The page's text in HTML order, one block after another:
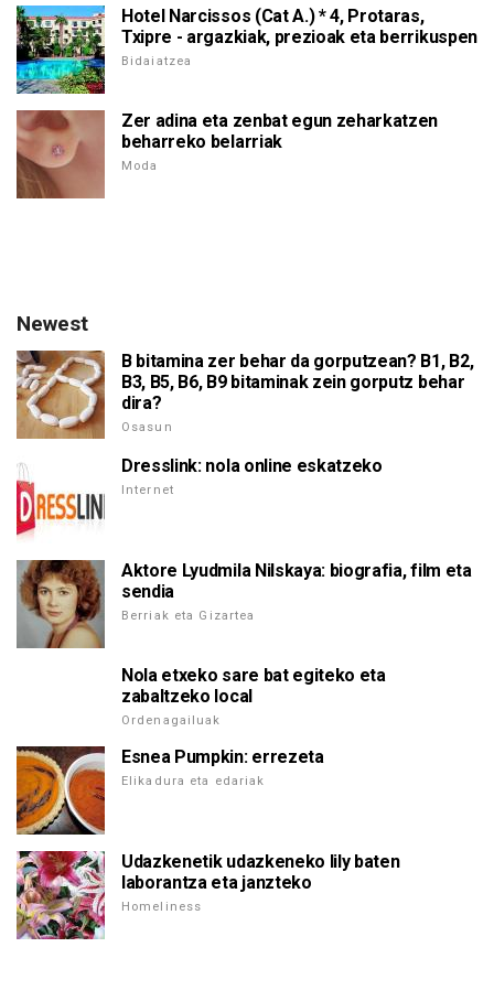
Hotel Narcissos (Cat A.) * 4, Protaras,
Txipre - argazkiak, prezioak eta berrikuspen
Bidaiatzea
Zer adina eta zenbat egun zeharkatzen
beharreko belarriak
Moda
Newest
B bitamina zer behar da gorputzean? B1, B2,
B3, B5, B6, B9 bitaminak zein gorputz behar
dira?
Osasun
Dresslink: nola online eskatzeko
Internet
Aktore Lyudmila Nilskaya: biografia, film eta
sendia
Berriak eta Gizartea
Nola etxeko sare bat egiteko eta
zabaltzeko local
Ordenagailuak
Esnea Pumpkin: errezeta
Elikadura eta edariak
Udazkenetik udazkeneko lily baten
laborantza eta janzteko
Homeliness